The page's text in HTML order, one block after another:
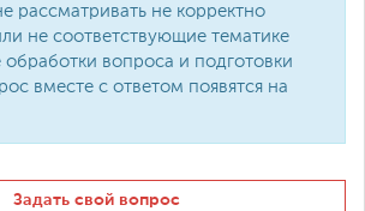
рассматривать не корректно
не соответствующие тематике
вопроса и подготовки
вместе с ответом появятся на
Задать свой вопрос